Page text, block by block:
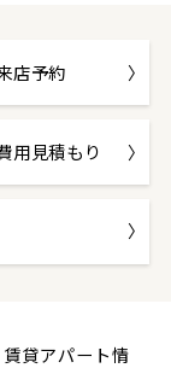
店予約
用見積もり
貸アパート情